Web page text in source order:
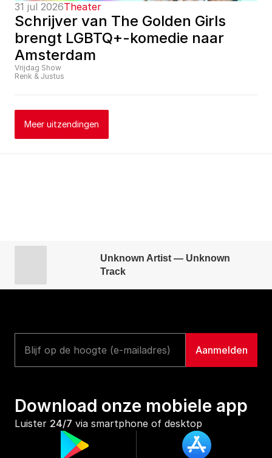
31 jul 2026Theater
Schrijver van The Golden Girls
brengt LGBTQ+-komedie naar
Amsterdam
Vrijdag Show
Renk & Justus
Meer uitzendingen
Unknown Artist — Unknown
Track
Download onze mobiele app
Luister 24/7 via smartphone of desktop